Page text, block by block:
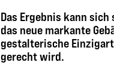
Das Ergebnis kann
das neue markante
gestalterische
gerecht wird.